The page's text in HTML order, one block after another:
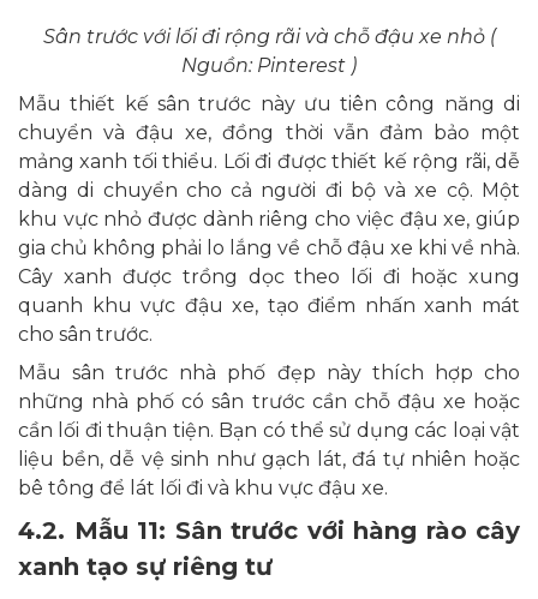
Sân trước với lối đi rộng rãi và chỗ đậu xe nhỏ (
Nguồn: Pinterest )
Mẫu thiết kế sân trước này ưu tiên công năng di
chuyển và đậu xe, đồng thời vẫn đảm bảo một
mảng xanh tối thiểu. Lối đi được thiết kế rộng rãi, dễ
dàng di chuyển cho cả người đi bộ và xe cộ. Một
khu vực nhỏ được dành riêng cho việc đậu xe, giúp
gia chủ không phải lo lắng về chỗ đậu xe khi về nhà.
Cây xanh được trồng dọc theo lối đi hoặc xung
quanh khu vực đậu xe, tạo điểm nhấn xanh mát
cho sân trước.
Mẫu sân trước nhà phố đẹp này thích hợp cho
những nhà phố có sân trước cần chỗ đậu xe hoặc
cần lối đi thuận tiện. Bạn có thể sử dụng các loại vật
liệu bền, dễ vệ sinh như gạch lát, đá tự nhiên hoặc
bê tông để lát lối đi và khu vực đậu xe.
4.2. Mẫu 11: Sân trước với hàng rào cây
xanh tạo sự riêng tư